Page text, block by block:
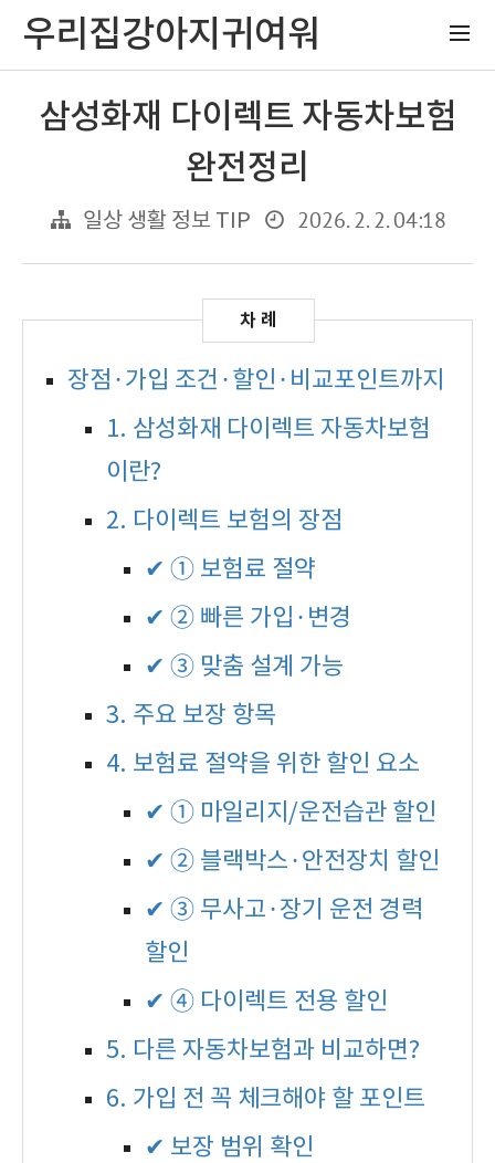
우리집강아지귀여워
삼성화재 다이렉트 자동차보험
완전정리
일상 생활 정보 TIP 2026. 2. 2. 04:18
장점·가입 조건·할인·비교포인트까지
1. 삼성화재 다이렉트 자동차보험
이란?
2. 다이렉트 보험의 장점
✔ ① 보험료 절약
✔ ② 빠른 가입·변경
✔ ③ 맞춤 설계 가능
3. 주요 보장 항목
4. 보험료 절약을 위한 할인 요소
✔ ① 마일리지/운전습관 할인
✔ ② 블랙박스·안전장치 할인
✔ ③ 무사고·장기 운전 경력
할인
✔ ④ 다이렉트 전용 할인
5. 다른 자동차보험과 비교하면?
6. 가입 전 꼭 체크해야 할 포인트
✔ 보장 범위 확인